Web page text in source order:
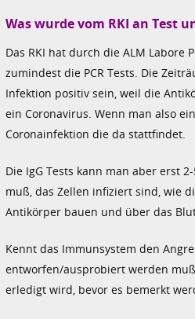
Was wurde vom RKI an Test
Das RKI hat durch die ALM
zumindest die PCR Tests. Die
Infektion positiv sein, weil die
ein Coronavirus. Wenn man also
Coronainfektion die da stattfindet.
Die IgG Tests kann man aber erst
muß, das Zellen infiziert sind, wie
Antikörper bauen und über das
Kennt das Immunsystem den
entworfen/ausprobiert werden
erledigt wird, bevor es bemerkt